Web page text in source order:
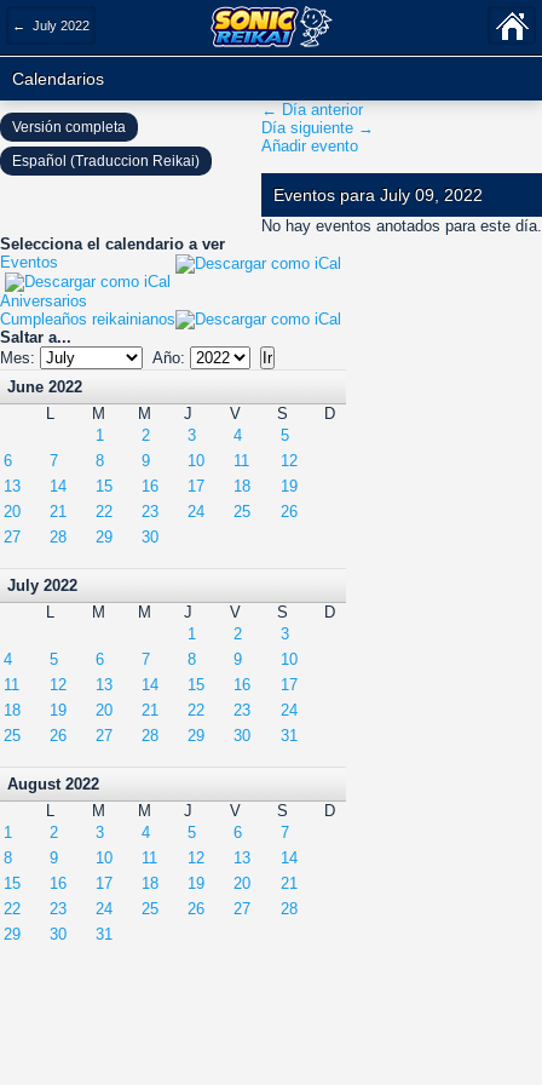
← July 2022
Calendarios
← Día anterior
Día siguiente →
Añadir evento
Eventos para July 09, 2022
No hay eventos anotados para este día.
Selecciona el calendario a ver
Eventos
Aniversarios
Cumpleaños reikainianos
Saltar a...
Mes:
Año:
June 2022
L
M M J V S
D
1
2 3 4
5
6
7 8 9 10 11
12
13
14 15 16 17 18
19
20
21 22 23 24 25
26
27
28 29 30
July 2022
L
M M J V S
D
1
2
3
4
5 6 7 8 9
10
11
12 13 14 15 16
17
18
19 20 21 22 23
24
25
26 27 28 29 30 31
August 2022
L
M M J V S
D
1
2 3 4 5 6
7
8
9 10 11 12 13
14
15
16 17 18 19 20
21
22
23 24 25 26 27
28
29
30 31
Versión completa
Español (Traduccion Reikai)